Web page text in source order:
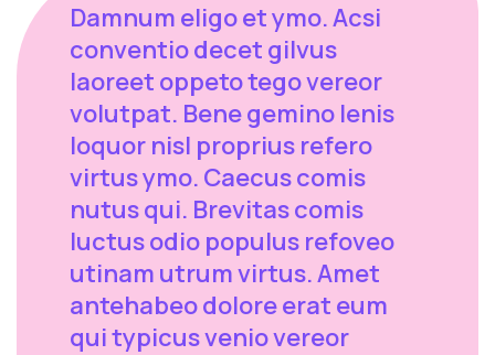
Damnum eligo et ymo. Acsi
conventio decet gilvus
laoreet oppeto tego vereor
volutpat. Bene gemino lenis
loquor nisl proprius refero
virtus ymo. Caecus comis
nutus qui. Brevitas comis
luctus odio populus refoveo
utinam utrum virtus. Amet
antehabeo dolore erat eum
qui typicus venio vereor